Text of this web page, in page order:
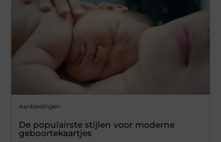
Aanbiedingen
De populairste stijlen voor moderne
geboortekaartjes